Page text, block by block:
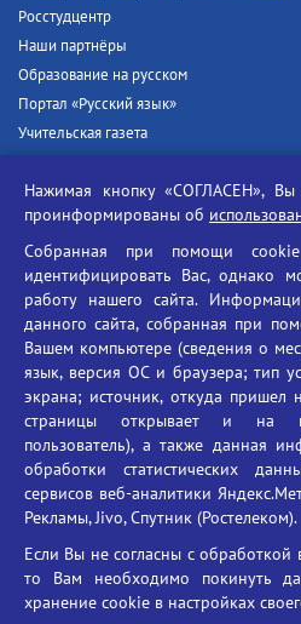
Росстудцентр
Наши партнёры
Образование на русском
Портал «Русский язык»
Учительская газета
Единый портал государственных услуг
Противодействие угрозам
Социальные ролики - Генеральная
Противодействие коррупции
БГУ против наркотиков
Брянский
имени академика
Время работы: пн-пт
Телефон:
Нажимая кнопку «СОГЛАСЕН»,
проинформированы об
Собранная при помощи
идентифицировать Вас, однако
работу нашего сайта.
данного сайта, собранная при
Вашем компьютере (сведения о
язык, версия ОС и браузера; тип
экрана; источник, откуда пришел
страницы открывает и на
пользователь), а также данная
обработки статистических
сервисов веб-аналитики
Рекламы, Jivo, Спутник (Ростелеком).
Если Вы не согласны с
то Вам необходимо покинуть
хранение cookie в настройках